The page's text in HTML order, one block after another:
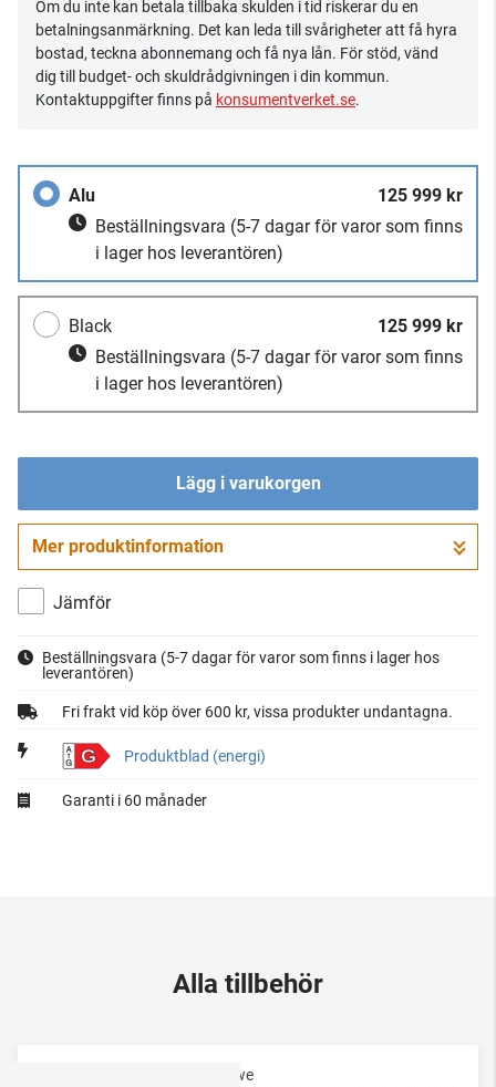
Om du inte kan betala tillbaka skulden i tid riskerar du en
betalningsanmärkning. Det kan leda till svårigheter att få hyra
bostad, teckna abonnemang och få nya lån. För stöd, vänd
dig till budget- och skuldrådgivningen i din kommun.
Kontaktuppgifter finns på konsumentverket.se.
Alu
125 999 kr
Beställningsvara (5-7 dagar för varor som finns
i lager hos leverantören)
Black
125 999 kr
Beställningsvara (5-7 dagar för varor som finns
i lager hos leverantören)
Lägg i varukorgen
Gå till kassan
Mer produktinformation
Jämför
Beställningsvara (5-7 dagar för varor som finns i lager hos
leverantören)
Fri frakt vid köp över 600 kr, vissa produkter undantagna.
G Produktblad (energi)
Garanti i 60 månader
Alla tillbehör
Loewe